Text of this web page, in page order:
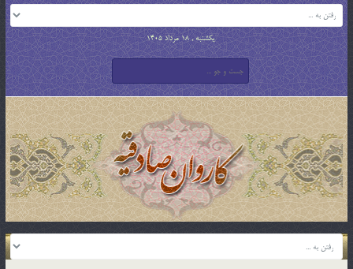
یکشنبه , 18 مرداد 1405